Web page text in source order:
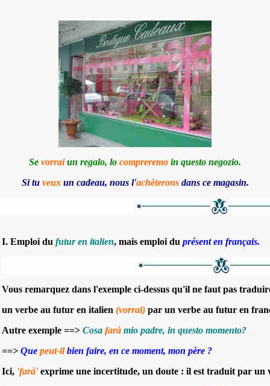
Se vorraiun regalo, lo compreremo in questo negozio.
Si tu veux un cadeau, nous l'achèterons dans ce magasin.
I. Emploi du futur en italien, mais emploi du présent en français.
Vous remarquez dans l'exemple ci-dessus qu'il ne faut pas
un verbe au futur en italien (vorrai) par un verbe au futur en
Autre exemple ==> Cosa farà mio padre, in questo momento?
==> Que peut-ilbien faire, en ce moment, mon père ?
Ici, 'farà' exprime une incertitude, un doute : il est traduit par un